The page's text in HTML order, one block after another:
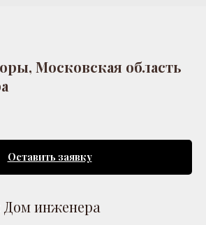
Московская область
Оставить заявку
Дом инженера